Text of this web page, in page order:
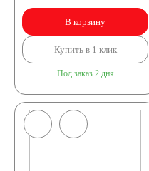
В корзину
Купить в 1 клик
Под заказ 2 дня